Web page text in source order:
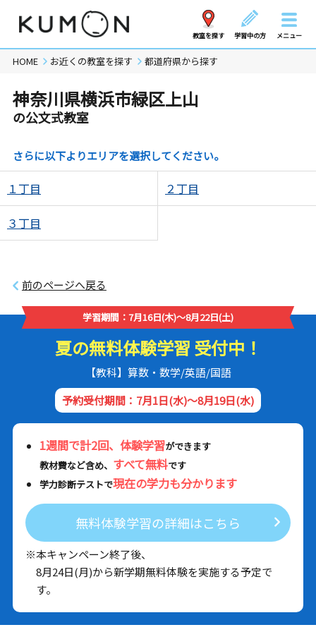
教室を探す 学習中の方 メニュー
HOME お近くの教室を探す 都道府県から探す
神奈川県横浜市緑区上山
の公文式教室
さらに以下よりエリアを選択してください。
１丁目 ２丁目
３丁目
前のページへ戻る
学習期間：7月16日(木)～8月22日(土)
夏の無料体験学習 受付中！
【教科】算数・数学/英語/国語
予約受付期間：7月1日(水)～8月19日(水)
1週間で計2回、体験学習ができます
教材費など含め、 すべて無料です
学力診断テストで現在の学力も分かります
無料体験学習の詳細はこちら
※本キャンペーン終了後、
8月24日(月)から新学期無料体験を実施する予定で
す。